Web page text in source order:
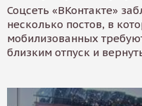
Соцсеть «ВКонтакте»
несколько постов, в
мобилизованных
близким отпуск и